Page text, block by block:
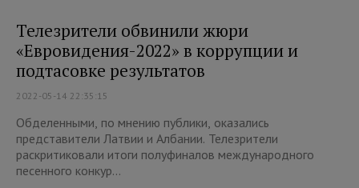
Телезрители обвинили жюри
«Евровидения-2022» в коррупции и
подтасовке результатов
2022-05-14 22:35:15
Обделенными, по мнению публики, оказались
представители Латвии и Албании. Телезрители
раскритиковали итоги полуфиналов международного
песенного конкур...